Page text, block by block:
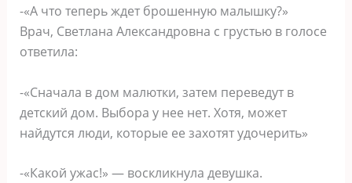
-«А что теперь ждет брошенную малышку?»
Врач, Светлана Александровна с грустью в голосе
ответила:
-«Сначала в дом малютки, затем переведут в
детский дом. Выбора у нее нет. Хотя, может
найдутся люди, которые ее захотят удочерить»
-«Какой ужас!» — воскликнула девушка.